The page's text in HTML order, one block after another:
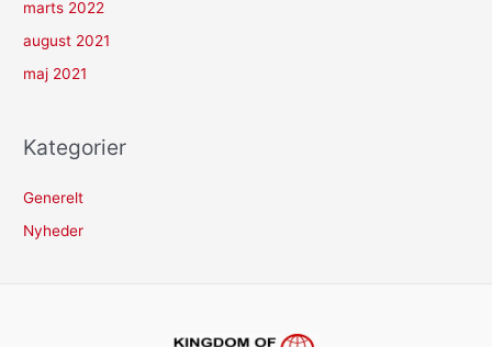
marts 2022
august 2021
maj 2021
Kategorier
Generelt
Nyheder